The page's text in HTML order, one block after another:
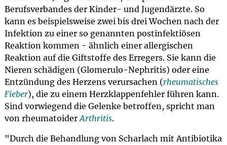
Berufsverbandes der Kinder- und Jugendärzte. So
kann es beispielsweise zwei bis drei Wochen nach der
Infektion zu einer so genannten postinfektiösen
Reaktion kommen - ähnlich einer allergischen
Reaktion auf die Giftstoffe des Erregers. Sie kann die
Nieren schädigen (Glomerulo-Nephritis) oder eine
Entzündung des Herzens verursachen (rheumatisches
Fieber), die zu einem Herzklappenfehler führen kann.
Sind vorwiegend die Gelenke betroffen, spricht man
von rheumatoiderArthritis.
"Durch die Behandlung von Scharlach mit Antibiotika